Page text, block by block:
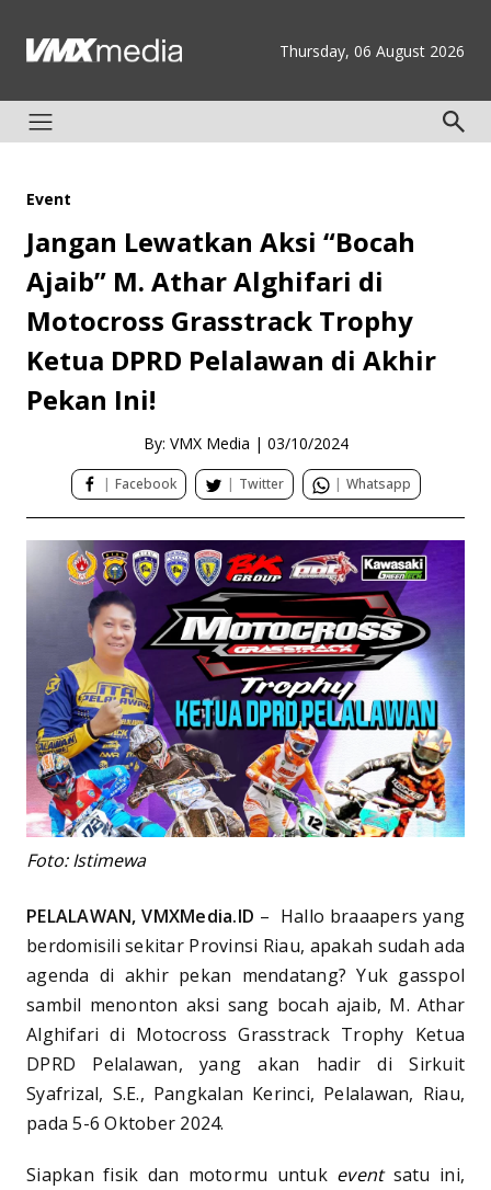
Thursday, 06 August 2026
Event
Jangan Lewatkan Aksi “Bocah
Ajaib” M. Athar Alghifari di
Motocross Grasstrack Trophy
Ketua DPRD Pelalawan di Akhir
Pekan Ini!
By: VMX Media | 03/10/2024
| Facebook | Twitter | Whatsapp
Foto: Istimewa
PELALAWAN, VMXMedia.ID – Hallo braaapers yang
berdomisili sekitar Provinsi Riau, apakah sudah ada
agenda di akhir pekan mendatang? Yuk gasspol
sambil menonton aksi sang bocah ajaib, M. Athar
Alghifari di Motocross Grasstrack Trophy Ketua
DPRD Pelalawan, yang akan hadir di Sirkuit
Syafrizal, S.E., Pangkalan Kerinci, Pelalawan, Riau,
pada 5-6 Oktober 2024.
Siapkan fisik dan motormu untuk eventsatu ini,